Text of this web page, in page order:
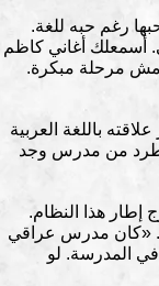
رغم حبه للغة.
أسمعلك أغاني كاظم
مش مرحلة مبكرة.
باللغة العربية
من مدرس وجد
إطار هذا النظام.
«كان مدرس عراقي
المدرسة. لو